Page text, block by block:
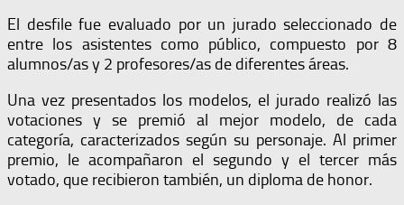
El desfile fue evaluado por un jurado seleccionado de
entre los asistentes como público, compuesto por 8
alumnos/as y 2 profesores/as de diferentes áreas.
Una vez presentados los modelos, el jurado realizó las
votaciones y se premió al mejor modelo, de cada
categoría, caracterizados según su personaje. Al primer
premio, le acompañaron el segundo y el tercer más
votado, que recibieron también, un diploma de honor.